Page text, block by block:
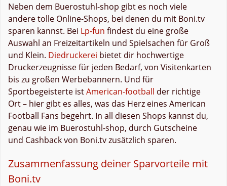
Neben dem Buerostuhl-shop gibt es noch viele
andere tolle Online-Shops, bei denen du mit Boni.tv
sparen kannst. Bei Lp-fun findest du eine große
Auswahl an Freizeitartikeln und Spielsachen für Groß
und Klein. Diedruckerei bietet dir hochwertige
Druckerzeugnisse für jeden Bedarf, von Visitenkarten
bis zu großen Werbebannern. Und für
Sportbegeisterte istAmerican-football der richtige
Ort – hier gibt es alles, was das Herz eines American
Football Fans begehrt. In all diesen Shops kannst du,
genau wie im Buerostuhl-shop, durch Gutscheine
und Cashback von Boni.tv zusätzlich sparen.
Zusammenfassung deiner Sparvorteile mit
Boni.tv